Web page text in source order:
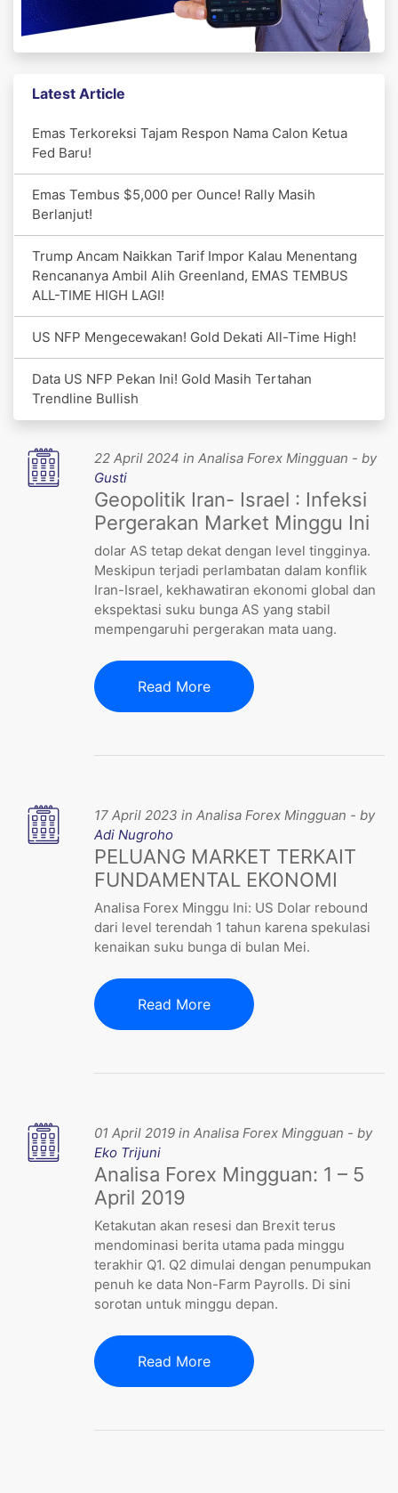
Latest Article
Emas Terkoreksi Tajam Respon Nama Calon Ketua
Fed Baru!
Emas Tembus $5,000 per Ounce! Rally Masih
Berlanjut!
Trump Ancam Naikkan Tarif Impor Kalau Menentang
Rencananya Ambil Alih Greenland, EMAS TEMBUS
ALL-TIME HIGH LAGI!
US NFP Mengecewakan! Gold Dekati All-Time High!
Data US NFP Pekan Ini! Gold Masih Tertahan
Trendline Bullish
22 April 2024 in Analisa Forex Mingguan - by
Gusti
Geopolitik Iran- Israel : Infeksi
Pergerakan Market Minggu Ini
dolar AS tetap dekat dengan level tingginya.
Meskipun terjadi perlambatan dalam konflik
Iran-Israel, kekhawatiran ekonomi global dan
ekspektasi suku bunga AS yang stabil
mempengaruhi pergerakan mata uang.
Read More
17 April 2023 in Analisa Forex Mingguan - by
Adi Nugroho
PELUANG MARKET TERKAIT
FUNDAMENTAL EKONOMI
Analisa Forex Minggu Ini: US Dolar rebound
dari level terendah 1 tahun karena spekulasi
kenaikan suku bunga di bulan Mei.
Read More
01 April 2019 in Analisa Forex Mingguan - by
Eko Trijuni
Analisa Forex Mingguan: 1 – 5
April 2019
Ketakutan akan resesi dan Brexit terus
mendominasi berita utama pada minggu
terakhir Q1. Q2 dimulai dengan penumpukan
penuh ke data Non-Farm Payrolls. Di sini
sorotan untuk minggu depan.
Read More